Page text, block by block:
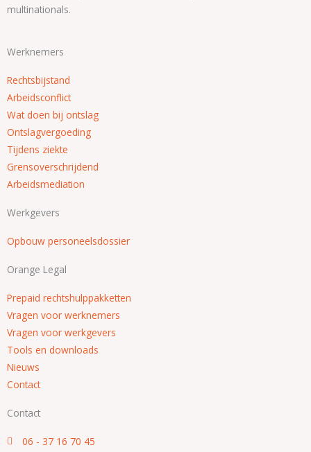
multinationals.
Werknemers
Rechtsbijstand
Arbeidsconflict
Wat doen bij ontslag
Ontslagvergoeding
Tijdens ziekte
Grensoverschrijdend
Arbeidsmediation
Werkgevers
Opbouw personeelsdossier
Orange Legal
Prepaid rechtshulppakketten
Vragen voor werknemers
Vragen voor werkgevers
Tools en downloads
Nieuws
Contact
Contact
06 - 37 16 70 45